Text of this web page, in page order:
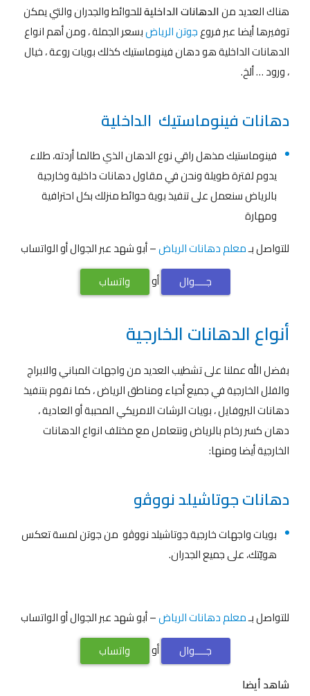
هناك العديد منالدهانات الداخليةللحوائط والجدران والتي يمكن
توفيرها أيضا عبر فروعجوتن الرياضبسعر الجملة ، ومن أهم انواع
الدهانات الداخلية هو دهان فينوماستيك كذلك بويات روعة ، خيال
، ورود … ألخ.
دهانات فينوماستيك الداخلية
فينوماستيك مذهل راقي نوع الدهان الذي طالما أردته، طلاء
يدوم لفترة طويلة ونحن في مقاول دهانات داخلية وخارجية
بالرياض سنعمل على تنفيذ بوية حوائط منزلك بكل احترافية
ومهارة
للتواصل بـمعلم دهانات الرياض– أبو شهد عبر الجوال أو الواتساب
جــــوال
أو واتساب
أنواع الدهانات الخارجية
بفضل الله عملنا على تشطيب العديد من واجهات المباني والابراج
والفلل الخارجية في جميع أحياء ومناطق الرياض ، كما نقوم بتنفيذ
دهانات البروفايل ، بويات الرشات الامريكي المحببة أو العادية ،
دهان كسر رخام بالرياض ونتعامل مع مختلف انواع الدهانات
الخارجية أيضا ومنها:
دهانات ﺟﻮﺗﺎﺷﻴﻠﺪ ﻧﻮوﭬو
بويات واجهات خارجية ﺟﻮﺗﺎﺷﻴﻠﺪ ﻧﻮوﭬو من جوتن لمسة تعكس
هويّتك، على جميع الجدران.
للتواصل بـمعلم دهانات الرياض– أبو شهد عبر الجوال أو الواتساب
جــــوال
أو
واتساب
شاهد أيضا